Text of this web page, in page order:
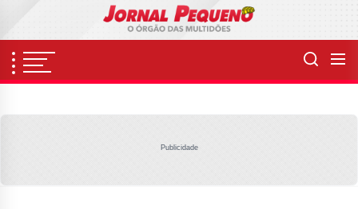
content
Publicidade